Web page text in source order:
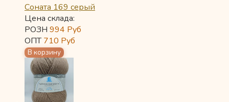
Соната 169 серый
Цена склада:
РОЗН 994 Руб
ОПТ710 Руб